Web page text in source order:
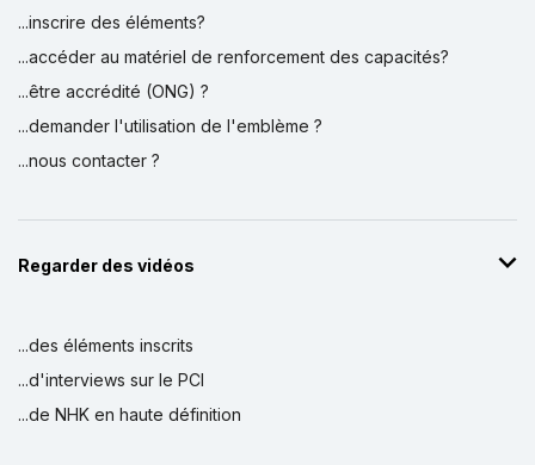
...inscrire des éléments?
...accéder au matériel de renforcement des capacités?
...être accrédité (ONG) ?
...demander l'utilisation de l'emblème ?
...nous contacter ?
Regarder des vidéos
...des éléments inscrits
...d'interviews sur le PCI
...de NHK en haute définition